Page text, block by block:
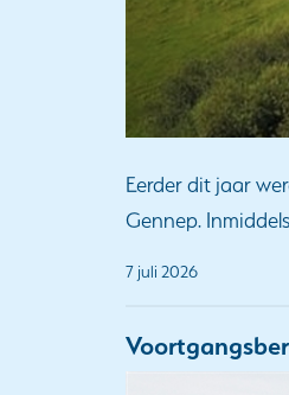
Eerder dit jaar
Gennep.
7 juli 2026